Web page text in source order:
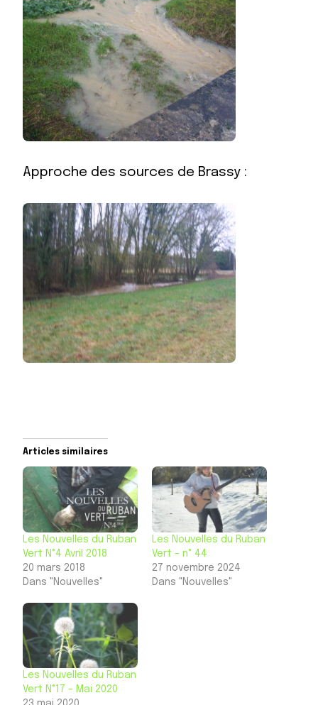
Approche des sources de Brassy :
Articles similaires
Les Nouvelles du Ruban
Vert N°4 Avril 2018
20 mars 2018
Dans "Nouvelles"
Les Nouvelles du Ruban
Vert – n° 44
27 novembre 2024
Dans "Nouvelles"
Les Nouvelles du Ruban
Vert N°17 – Mai 2020